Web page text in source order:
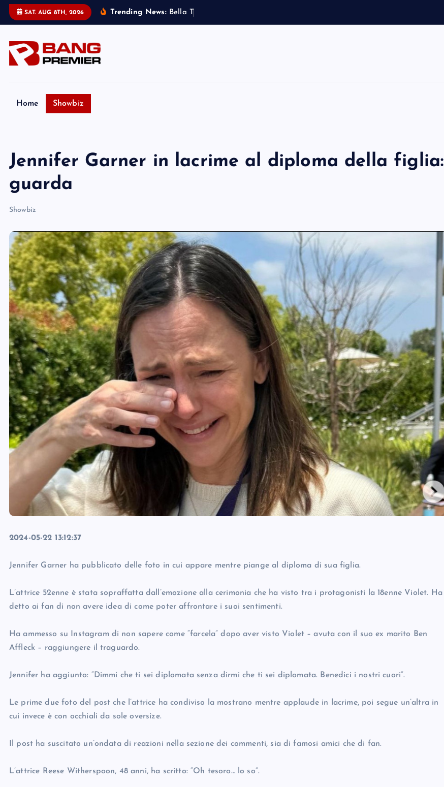
SAT. AUG 8TH, 2026 Trending News: Be a T
Home Showbiz
Jennifer Garner in lacrime al diploma della figlia:
guarda
Showbiz
2024-05-22 13:12:37
Jennifer Garner ha pubblicato delle foto in cui appare mentre piange al diploma di sua figlia.
L’attrice 52enne è stata sopraffatta dall’emozione alla cerimonia che ha visto tra i protagonisti la 18enne Violet. Ha
detto ai fan di non avere idea di come poter affrontare i suoi sentimenti.
Ha ammesso su Instagram di non sapere come “farcela” dopo aver visto Violet – avuta con il suo ex marito Ben
Affleck – raggiungere il traguardo.
Jennifer ha aggiunto: “Dimmi che ti sei diplomata senza dirmi che ti sei diplomata. Benedici i nostri cuori”.
Le prime due foto del post che l’attrice ha condiviso la mostrano mentre applaude in lacrime, poi segue un’altra in
cui invece è con occhiali da sole oversize.
Il post ha suscitato un’ondata di reazioni nella sezione dei commenti, sia di famosi amici che di fan.
L’attrice Reese Witherspoon, 48 anni, ha scritto: “Oh tesoro… lo so”.